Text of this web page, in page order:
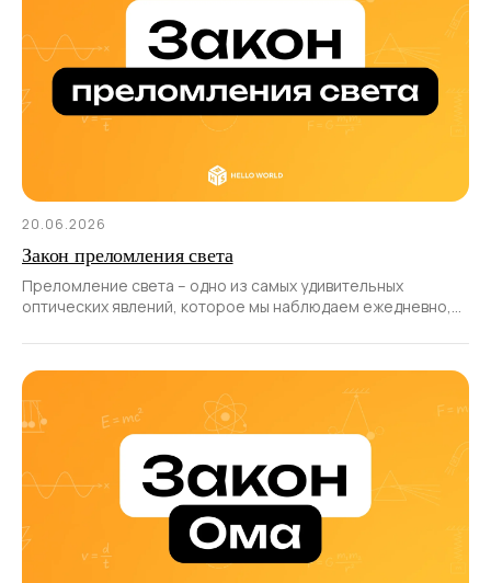
20.06.2026
Закон преломления света
Преломление света – одно из самых удивительных
оптических явлений, которое мы наблюдаем ежедневно,